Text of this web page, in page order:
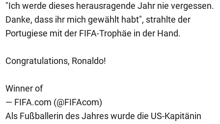
"Ich werde dieses herausragende Jahr nie vergessen.
Danke, dass ihr mich gewählt habt", strahlte der
Portugiese mit der FIFA-Trophäe in der Hand.
Congratulations, Ronaldo!
Winner of
— FIFA.com (@FIFAcom)
Als Fußballerin des Jahres wurde die US-Kapitänin